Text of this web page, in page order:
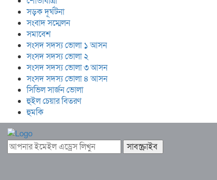
সড়ক দূর্ঘটনা
সংবাদ সম্মেলন
সমাবেশ
সংসদ সদস্য ভোলা ১ আসন
সংসদ সদস্য ভোলা ২
সংসদ সদস্য ভোলা ৩ আসন
সংসদ সদস্য ভোলা ৪ আসন
সিভিল সার্জন ভোলা
হুইল চেয়ার বিতরণ
হুমকি